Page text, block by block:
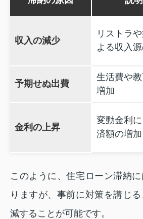
収入の減少
リストラ
よる収入
予期せぬ出費
生活費や
増加
金利の上昇
変動金利
済額の増加
このように、住宅ローン滞納
りますが、事前に対策を講じ
減することが可能です。